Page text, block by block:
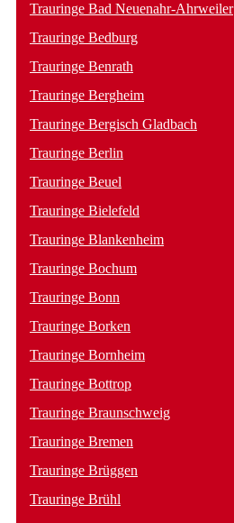
Trauringe Bad Neuenahr-Ahrweiler
Trauringe Bedburg
Trauringe Benrath
Trauringe Bergheim
Trauringe Bergisch Gladbach
Trauringe Berlin
Trauringe Beuel
Trauringe Bielefeld
Trauringe Blankenheim
Trauringe Bochum
Trauringe Bonn
Trauringe Borken
Trauringe Bornheim
Trauringe Bottrop
Trauringe Braunschweig
Trauringe Bremen
Trauringe Brüggen
Trauringe Brühl